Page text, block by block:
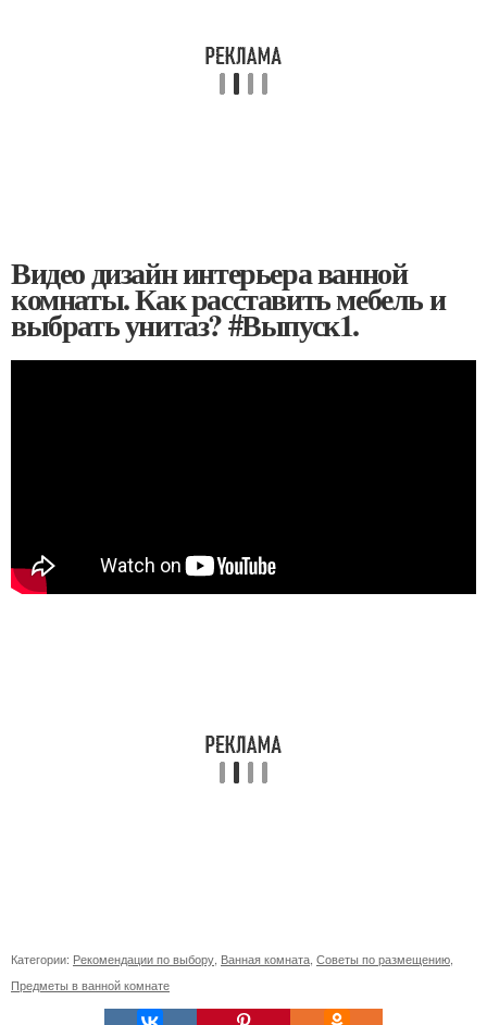
Видео дизайн интерьера ванной
комнаты. Как расставить мебель и
выбрать унитаз? #Выпуск1.
Категории: Рекомендации по выбору Ванная комната Советы по размещению
Предметы в ванной комнате